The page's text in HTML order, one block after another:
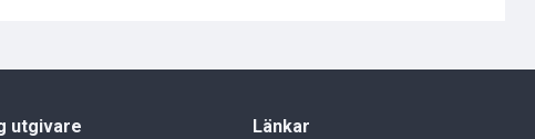
utgivare Länkar